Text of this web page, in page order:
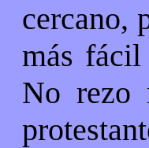
cercano,
más fácil
No rezo